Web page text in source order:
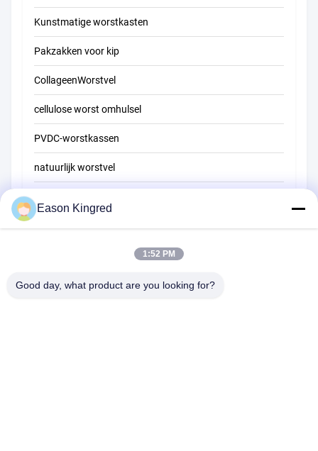
Kunstmatige worstkasten
Pakzakken voor kip
CollageenWorstvel
cellulose worst omhulsel
PVDC-worstkassen
natuurlijk worstvel
Verpakkingsfilm voor levensmiddelen
Eason Kingred
1:52 PM
Good day, what product are you looking for?